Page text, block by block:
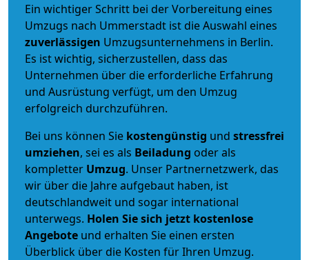
Ein wichtiger Schritt bei der Vorbereitung eines
Umzugs nach Ummerstadt ist die Auswahl eines
zuverlässigen Umzugsunternehmens in Berlin.
Es ist wichtig, sicherzustellen, dass das
Unternehmen über die erforderliche Erfahrung
und Ausrüstung verfügt, um den Umzug
erfolgreich durchzuführen.
Bei uns können Sie kostengünstig und stressfrei
umziehen, sei es als Beiladung oder als
kompletter Umzug. Unser Partnernetzwerk, das
wir über die Jahre aufgebaut haben, ist
deutschlandweit und sogar international
unterwegs. Holen Sie sich jetzt kostenlose
Angebote und erhalten Sie einen ersten
Überblick über die Kosten für Ihren Umzug.